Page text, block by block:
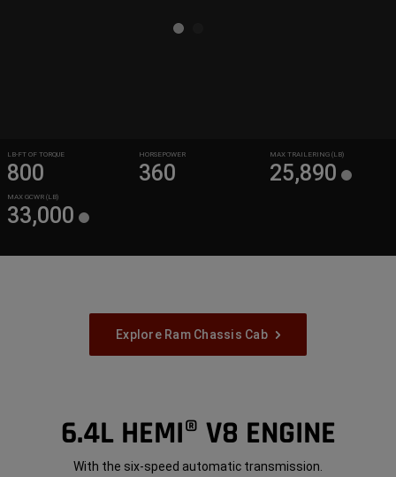
LB-FT OF TORQUE
800
HORSEPOWER
360
MAX TRAILERING (LB)
25,890
MAX GCWR (LB)
33,000
Explore Ram Chassis Cab
6.4L HEMI® V8 ENGINE
With the six-speed automatic transmission.